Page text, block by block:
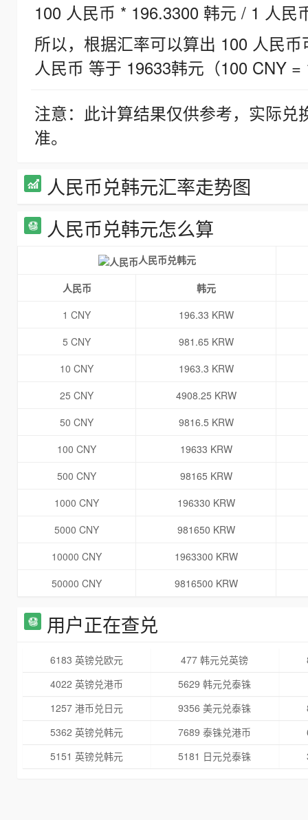
100 人民币 * 196.3300 韩元 / 1 人民
所以，根据汇率可以算出 100 人民
人民币 等于 19633韩元（100 CNY =
注意：此计算结果仅供参考，实际
准。
人民币兑韩元汇率走势图
人民币兑韩元怎么算
人民币兑韩元
人民币
韩元
1 CNY
196.33 KRW
5 CNY
981.65 KRW
10 CNY
1963.3 KRW
25 CNY
4908.25 KRW
50 CNY
9816.5 KRW
100 CNY
19633 KRW
500 CNY
98165 KRW
1000 CNY
196330 KRW
5000 CNY
981650 KRW
10000 CNY
1963300 KRW
50000 CNY
9816500 KRW
用户正在查兑
6183 英镑兑欧元 477 韩元兑英镑
4022 英镑兑港币
5629 韩元兑泰铢
1257 港币兑日元
9356 美元兑泰铢
5362 英镑兑韩元
7689 泰铢兑港币
5151 英镑兑韩元
5181 日元兑泰铢